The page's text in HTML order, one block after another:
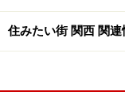
住みたい街 関西 関連